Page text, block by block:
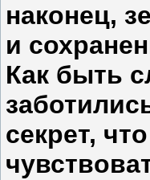
наконец,
и
Как быть
секрет,